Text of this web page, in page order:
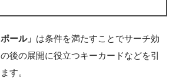
ール」 は条件を満たすことでサーチ効
後の展開に役立つキーカードなどを引
す。